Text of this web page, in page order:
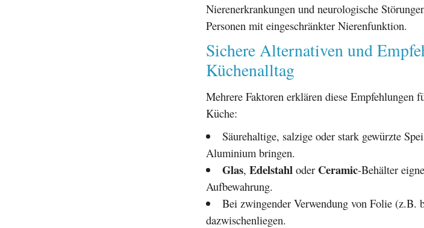
Nierenerkrankungen und neurologische
Personen mit eingeschränkter Nierenfunktion.
Sichere Alternativen und
Küchenalltag
Mehrere Faktoren erklären diese
Küche:
Säurehaltige, salzige oder stark gewürzte
Aluminium bringen.
Glas, Edelstahl oder Ceramic-Behälter
Aufbewahrung.
Bei zwingender Verwendung von Folie (z.B.
dazwischenliegen.